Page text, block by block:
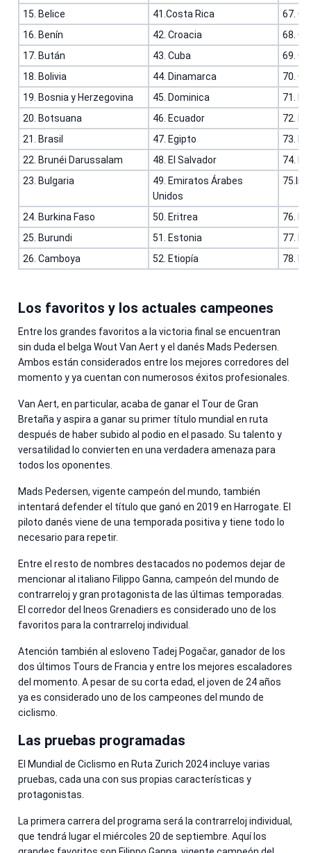
15. Belice
41.Costa Rica
67.
16. Benín
42. Croacia
68.
17. Bután
43. Cuba
69.
18. Bolivia
44. Dinamarca
70.
19. Bosnia y Herzegovina
45. Dominica
71.
20. Botsuana
46. ​​Ecuador
72.
21. Brasil
47. Egipto
73.
22. Brunéi Darussalam
48. El Salvador
74.
23. Bulgaria
49. Emiratos Árabes
Unidos
24. Burkina Faso 50. Eritrea
76.
25. Burundi
51. Estonia
77.
26. Camboya
52. Etiopía 78.
Los favoritos y los actuales campeones
Entre los grandes favoritos a la victoria final se encuentran
sin duda el belga Wout Van Aert y el danés Mads Pedersen.
Ambos están considerados entre los mejores corredores del
momento y ya cuentan con numerosos éxitos profesionales.
Van Aert, en particular, acaba de ganar el Tour de Gran
Bretaña y aspira a ganar su primer título mundial en ruta
después de haber subido al podio en el pasado. Su talento y
versatilidad lo convierten en una verdadera amenaza para
todos los oponentes.
Mads Pedersen, vigente campeón del mundo, también
intentará defender el título que ganó en 2019 en Harrogate. El
piloto danés viene de una temporada positiva y tiene todo lo
necesario para repetir.
Entre el resto de nombres destacados no podemos dejar de
mencionar al italiano Filippo Ganna, campeón del mundo de
contrarreloj y gran protagonista de las últimas temporadas.
El corredor del Ineos Grenadiers es considerado uno de los
favoritos para la contrarreloj individual.
Atención también al esloveno Tadej Pogačar, ganador de los
dos últimos Tours de Francia y entre los mejores escaladores
del momento. A pesar de su corta edad, el joven de 24 años
ya es considerado uno de los campeones del mundo de
ciclismo.
Las pruebas programadas
El Mundial de Ciclismo en Ruta Zurich 2024 incluye varias
pruebas, cada una con sus propias características y
protagonistas.
La primera carrera del programa será la contrarreloj individual,
que tendrá lugar el miércoles 20 de septiembre. Aquí los